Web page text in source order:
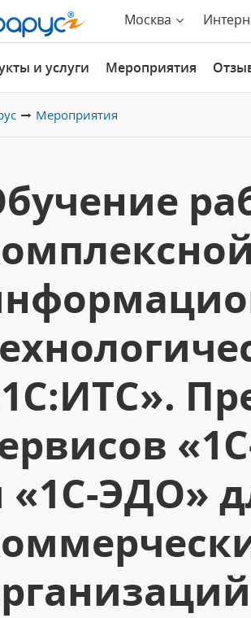
Москва
и услуги Мероприятия
Мероприятия
«1С-ЭДО»